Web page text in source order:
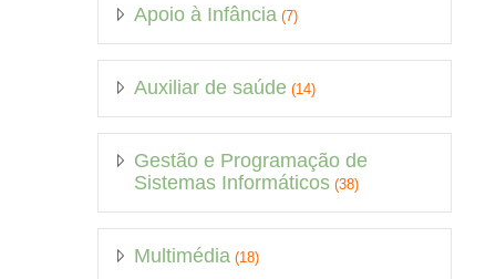
Apoio à Infância (7)
Auxiliar de saúde (14)
Gestão e Programação de
Sistemas Informáticos (38)
Multimédia (18)